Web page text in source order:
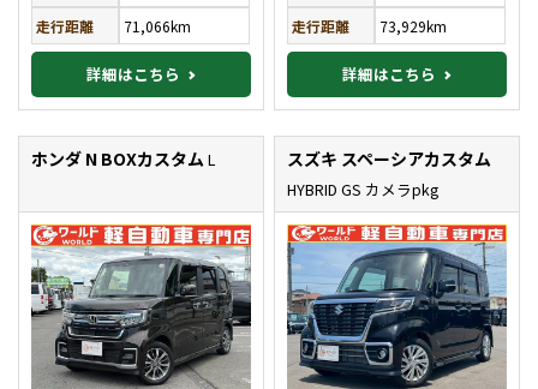
走行距離
71,066km
詳細はこちら
走行距離
73,929km
詳細はこちら
ホンダ N BOXカスタムL スズキ スペーシアカスタム
HYBRID GS カメラpkg